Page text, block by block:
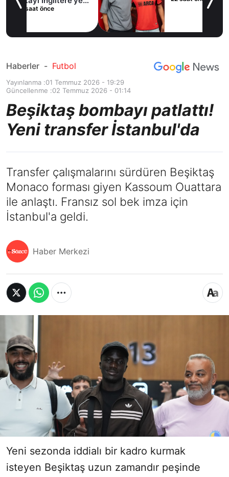
Haberler - Futbol
Yayınlanma :01 Temmuz 2026 - 19:29
Güncellenme :02 Temmuz 2026 - 01:14
Beşiktaş bombayı patlattı!
Yeni transfer İstanbul'da
Transfer çalışmalarını sürdüren Beşiktaş
Monaco forması giyen Kassoum Ouattara
ile anlaştı. Fransız sol bek imza için
İstanbul'a geldi.
Haber Merkezi
Yeni sezonda iddialı bir kadro kurmak
isteyen Beşiktaş uzun zamandır peşinde